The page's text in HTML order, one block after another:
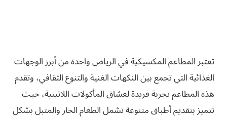
تعتبر المطاعم المكسيكية في الرياض واحدة من أبرز الوجهات
الغذائية التي تجمع بين النكهات الغنية والتنوع الثقافي، وتقدم
هذه المطاعم تجربة فريدة لعشاق المأكولات اللاتينية، حيث
تتميز بتقديم أطباق متنوعة تشمل الطعام الحار والمتبل بشكل